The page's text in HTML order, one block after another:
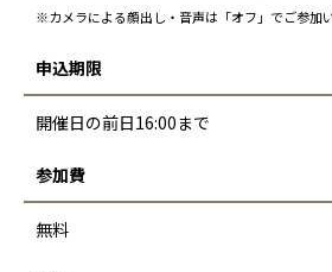
※カメラによる顔出し・音声は「オフ」でご参加い
申込期限
開催日の前日16:00まで
参加費
無料